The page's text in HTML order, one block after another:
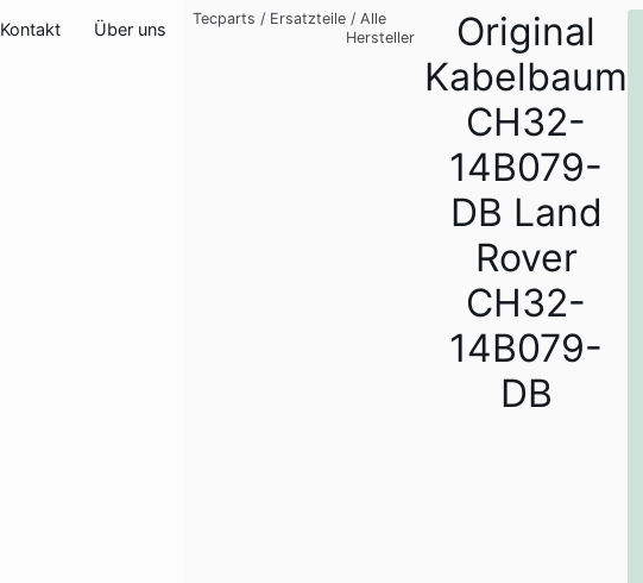
Kontakt Über uns
Tecparts / Ersatzteile / Alle
Hersteller
Original
Kabelbaum
CH32-
14B079-
DB Land
Rover
CH32-
14B079-
DB